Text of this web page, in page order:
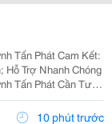
Tấn Phát Cam Kết:
Trợ Nhanh Chóng
Tấn Phát Cần Tư
Nạp Mực Tại
610 388 &Ndash;
10 phút trước